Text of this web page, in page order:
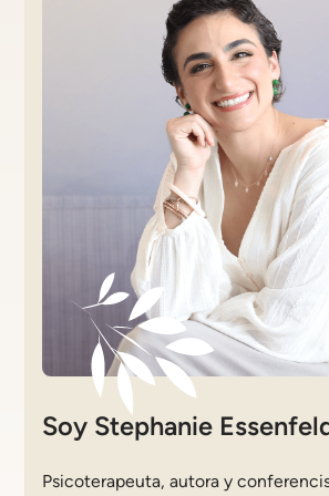
Soy Stephanie
Psicoterapeuta, autora y